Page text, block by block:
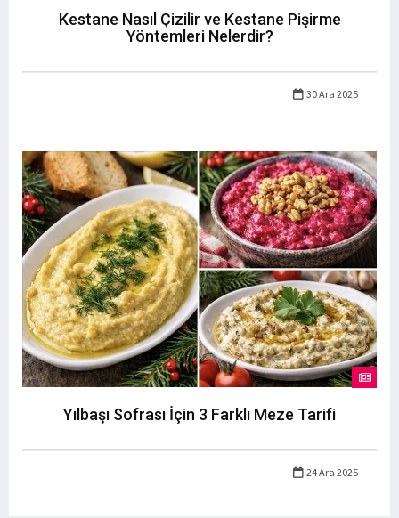
Kestane Nasıl Çizilir ve Kestane Pişirme
Yöntemleri Nelerdir?
30 Ara 2025
Yılbaşı Sofrası İçin 3 Farklı Meze Tarifi
24 Ara 2025